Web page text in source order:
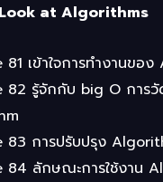
at Algorithms
81 เข้าใจการทำงานขอ
82 รู้จักกับ big O การวั
83 การปรับปรุง
84 ลักษณะการใช้งาน